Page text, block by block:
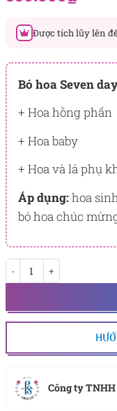
Được tích lũy lên
Đây là số PointSight
sản phẩm hôm nay,
PointSight có giá trị
đổi quà tặng ưu đãi
chính xác nhất dành
Bó hoa Seven
+ Hoa hồng phấn
+ Hoa baby
+ Hoa và lá phụ
Áp dụng:hoa
bó hoa chúc
Công ty